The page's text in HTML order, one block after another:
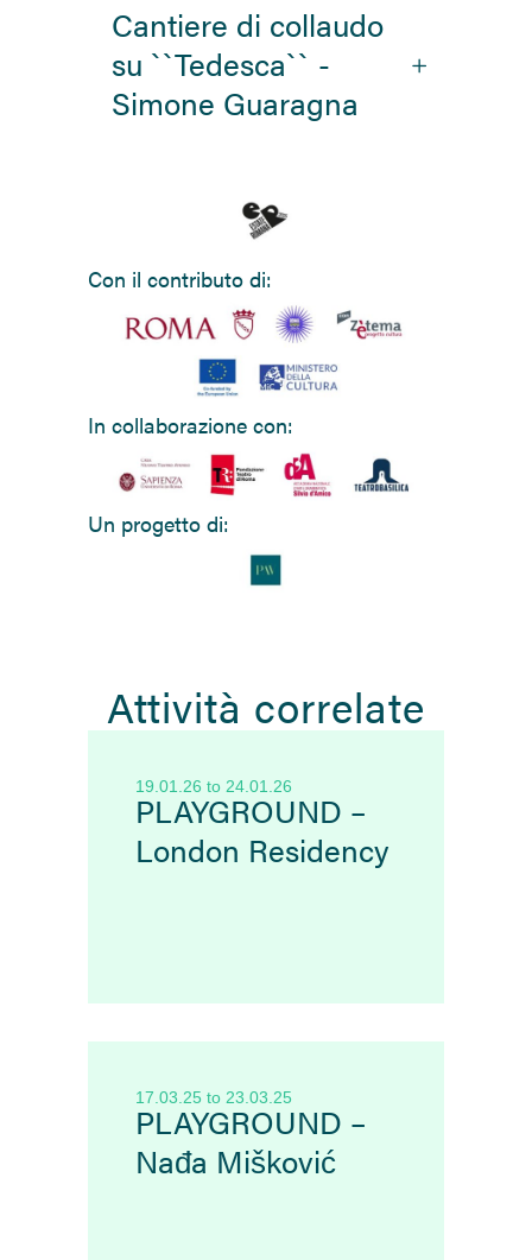
Cantiere di collaudo
su ``Tedesca`` -
Simone Guaragna
Con il contributo di:
In collaborazione con:
Un progetto di:
Attività correlate
19.01.26 to 24.01.26
PLAYGROUND –
London Residency
17.03.25 to 23.03.25
PLAYGROUND –
Nađa Mišković